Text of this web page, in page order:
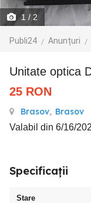
1 / 2
Publi24 Anunțuri
Unitate optica
25 RON
Brasov, Brasov
Valabil din 6/16/
Specificații
Stare